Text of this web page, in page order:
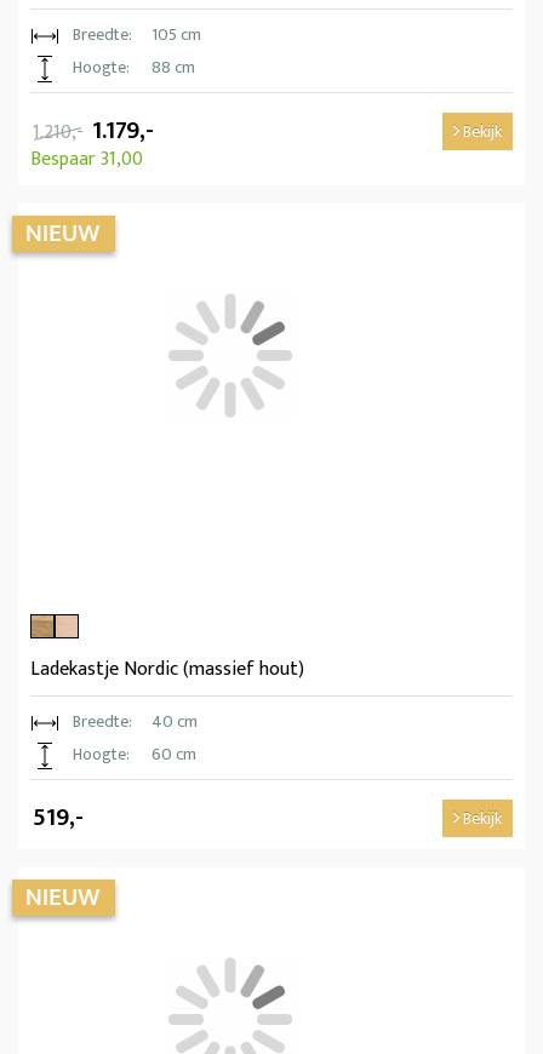
Breedte:
105 cm
Hoogte:
88 cm
1.210,- 1.179,-
Bespaar 31,00
Bekijk
Ladekastje Nordic (massief hout)
Breedte:
40 cm
Hoogte:
60 cm
519,- Bekijk